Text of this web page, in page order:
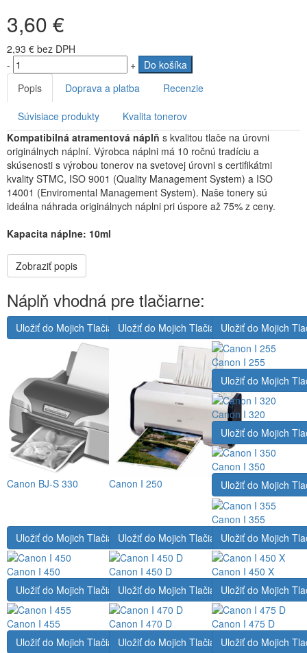
3,60 €
2,93 € bez DPH
-
+
Do košíka
Popis
Doprava a platba Recenzie
Súvisiace produkty
Kvalita tonerov
Kompatibilná atramentová náplň s kvalitou tlače na úrovni
originálnych náplní. Výrobca náplni má 10 ročnú tradíciu a
skúsenosti s výrobou tonerov na svetovej úrovni s certifikátmi
kvality STMC, ISO 9001 (Quality Management System) a ISO
14001 (Enviromental Management System). Naše tonery sú
ideálna náhrada originálnych náplni pri úspore až 75% z ceny.
Kapacita náplne: 10ml
Zobraziť popis
Náplň vhodná pre tlačiarne:
Uložiť do Mojich Tlačiarní
Canon BJ-S 330
Uložiť do Mojich Tlačiarní
Canon I 250
Uložiť do Mojich
Canon I 255
Uložiť do Mojich
Canon I 320
Uložiť do Mojich
Canon I 350
Uložiť do Mojich
Canon I 355
Uložiť do Mojich Tlačiarní
Canon I 450
Uložiť do Mojich Tlačiarní
Canon I 450 D
Uložiť do Mojich
Canon I 450 X
Uložiť do Mojich Tlačiarní
Canon I 455
Uložiť do Mojich Tlačiarní
Canon I 470 D
Uložiť do Mojich
Canon I 475 D
Uložiť do Mojich TlačiarníUložiť do Mojich TlačiarníUložiť do Mojich